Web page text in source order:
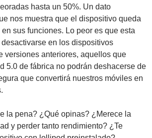
hasta un 50%. Un dato
nos muestra que el dispositivo queda
sus funciones. Lo peor es que esta
en los dispositivos
versiones anteriores, aquellos que
5.0 de fábrica no podrán deshacerse de
que convertirá nuestros móviles en
la pena? ¿Qué opinas? ¿Merece la
y perder tanto rendimiento? ¿Te